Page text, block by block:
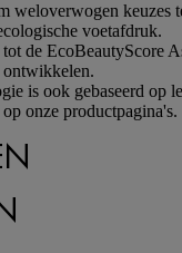
weloverwogen keuzes
voetafdruk.
de EcoBeautyScore
ontwikkelen.
is ook gebaseerd op
onze productpagina's.